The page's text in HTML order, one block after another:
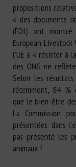
propositions
« des documents
(FOI) ont montré
European
l’UE à « résister à
des ONG ne
Selon les résultats
récemment, 84 %
que le bien-être
La Commission
présentées dans
pas présenté les
animaux ?